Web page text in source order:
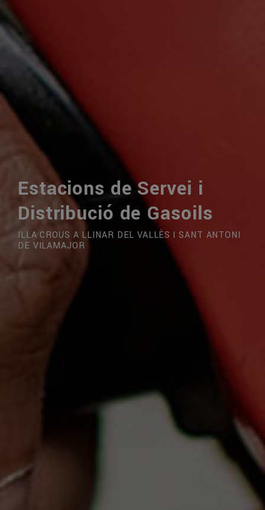
Estacions de Servei i
Distribució de Gasoils
ILLA CROUS A LLINAR DEL VALLÈS I SANT ANTONI
DE VILAMAJOR